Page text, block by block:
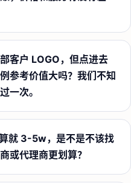
客户 LOGO，但点进去
参考价值大吗？我们不知
一次。
就 3-5w，是不是不该找
或代理商更划算？